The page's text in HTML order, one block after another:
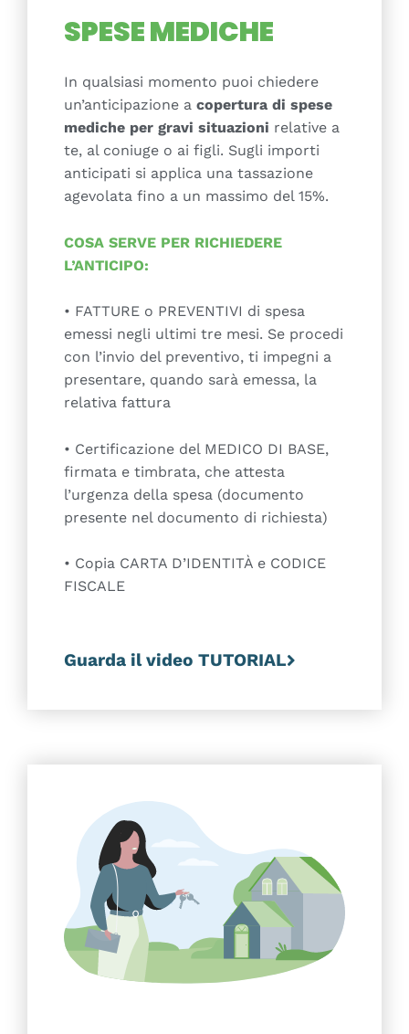
SPESE MEDICHE
In qualsiasi momento puoi chiedere
un’anticipazione a copertura di spese
mediche per gravi situazioni relative a
te, al coniuge o ai figli. Sugli importi
anticipati si applica una tassazione
agevolata fino a un massimo del 15%.
COSA SERVE PER RICHIEDERE
L’ANTICIPO:
• FATTURE o PREVENTIVI di spesa
emessi negli ultimi tre mesi. Se procedi
con l’invio del preventivo, ti impegni a
presentare, quando sarà emessa, la
relativa fattura
• Certificazione del MEDICO DI BASE,
firmata e timbrata, che attesta
l’urgenza della spesa (documento
presente nel documento di richiesta)
• Copia CARTA D’IDENTITÀ e CODICE
FISCALE
Guarda il video TUTORIAL